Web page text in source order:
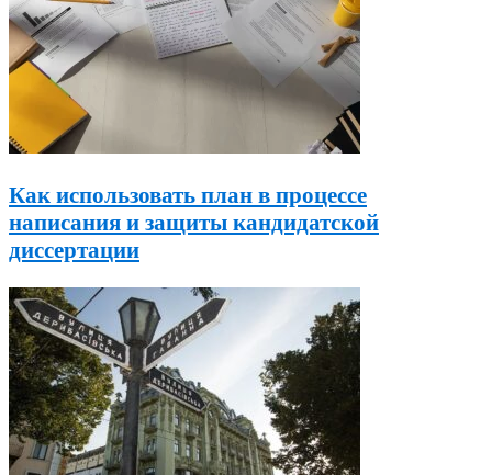
Как использовать план в процессе
написания и защиты кандидатской
диссертации